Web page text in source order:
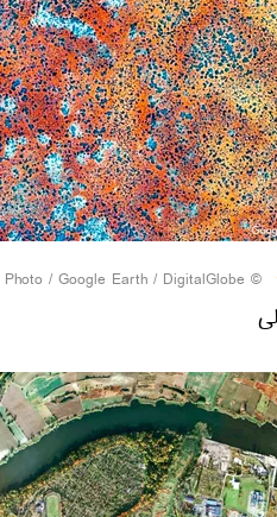
© Photo /
Google Earth / DigitalGlobe